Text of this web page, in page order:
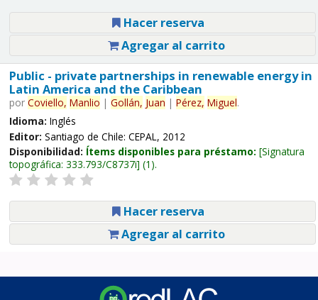
Hacer reserva
Agregar al carrito
Public - private partnerships in renewable energy in
Latin America and the Caribbean
por Coviello, Manlio | Gollán, Juan | Pérez, Miguel.
Idioma: Inglés
Editor: Santiago de Chile: CEPAL, 2012
Disponibilidad: Ítems disponibles para préstamo: Signatura
topográfica: 333.793/C8737i (1).
Hacer reserva
Agregar al carrito